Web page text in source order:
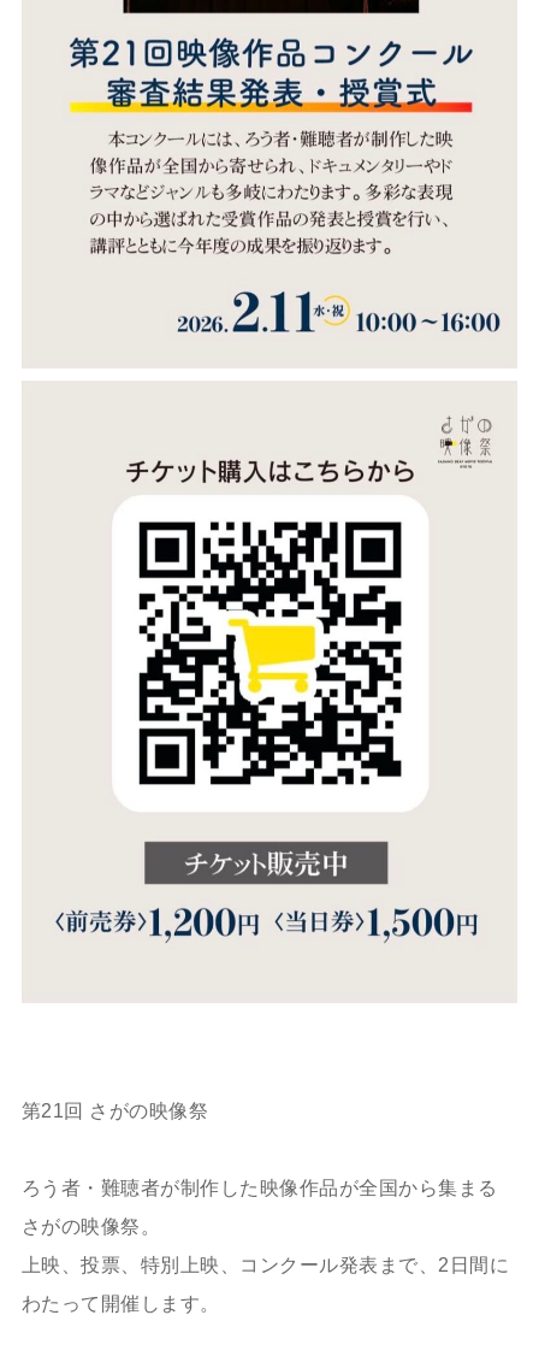
第21回 さがの映像祭
ろう者・難聴者が制作した映像作品が全国から集まる
さがの映像祭。
上映、投票、特別上映、コンクール発表まで、2日間に
わたって開催します。